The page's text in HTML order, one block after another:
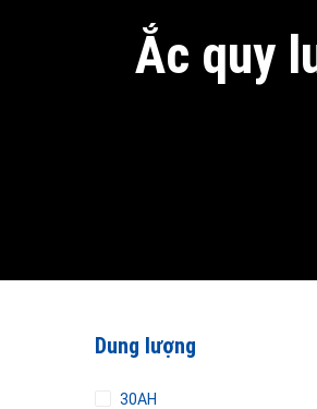
Ắc quy
Dung lượng
30AH